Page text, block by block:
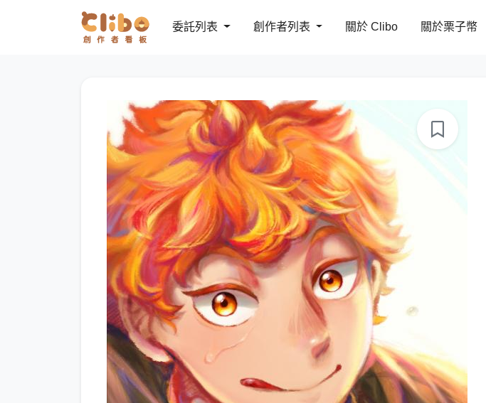
委託列表 創作者列表 關於 Clibo 關於栗子幣